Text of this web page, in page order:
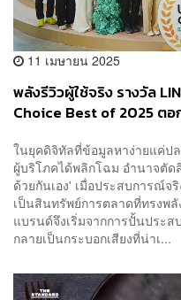
11 เมษายน 2025
พลังรีวิวผู้ใช้จริง รางวัล
Choice Best of 2025 ตอ
ในยุคดิจิทัลที่ข้อมูลหาง่ายแค่ป
ผู้บริโภคได้พลิกโฉม อำนาจตัด
ด้วยกันเอง' เมื่อประสบการณ์จ
เป็นสินทรัพย์การตลาดที่ทรงพ
แบรนด์จึงเริ่มจากการปั้นประ
กลายเป็นกระบอกเสียงที่น่าเ...